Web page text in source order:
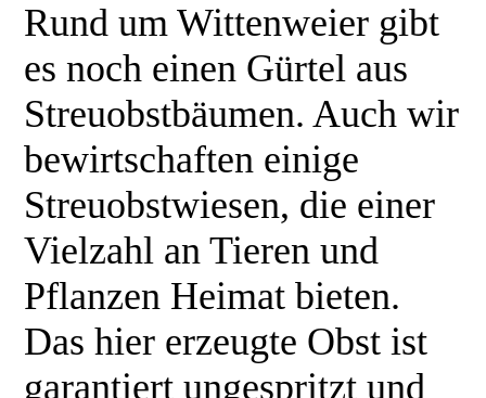
Rund um Wittenweier gibt
es noch einen Gürtel aus
Streuobstbäumen. Auch wir
bewirtschaften einige
Streuobstwiesen, die einer
Vielzahl an Tieren und
Pflanzen Heimat bieten.
Das hier erzeugte Obst ist
garantiert ungespritzt und